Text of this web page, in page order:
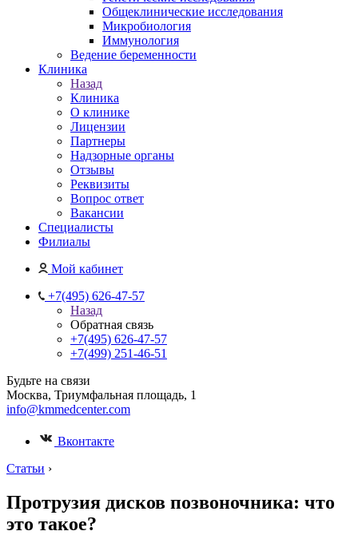
Общеклинические исследования
Микробиология
Иммунология
Ведение беременности
Клиника
Назад
Клиника
О клинике
Лицензии
Партнеры
Надзорные органы
Отзывы
Реквизиты
Вопрос ответ
Вакансии
Специалисты
Филиалы
Мой кабинет
+7(495) 626-47-57
Назад
Обратная связь
+7(495) 626-47-57
+7(499) 251-46-51
Будьте на связи
Москва, Триумфальная площадь, 1
info@kmmedcenter.com
Вконтакте
Статьи ›
Протрузия дисков позвоночника: что
это такое?